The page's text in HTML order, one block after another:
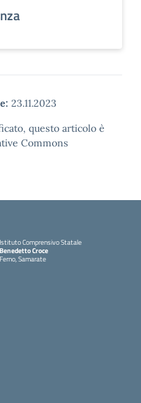
23.11.2023
questo articolo è
Commons
Istituto Comprensivo Statale
Benedetto Croce
Ferno, Samarate